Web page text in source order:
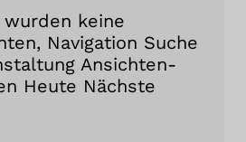
wurden keine
Navigation Suche
Ansichten-
Heute Nächste